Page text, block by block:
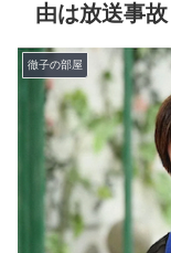
由は放送事
徹子の部屋